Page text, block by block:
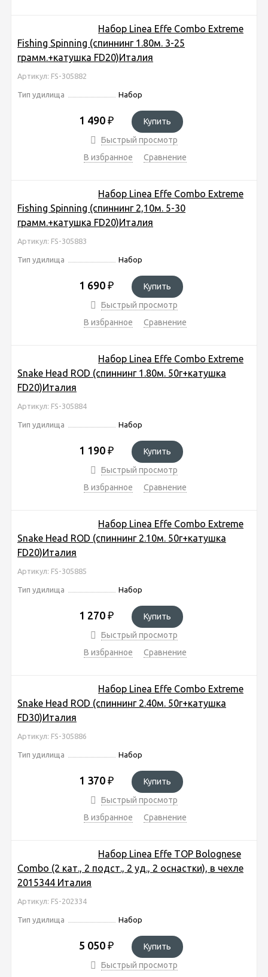
Набор Linea Effe Combo Extreme
Fishing Spinning (спиннинг 1.80м. 3-25
грамм.+катушка FD20)Италия
Артикул: FS-305882
Тип удилища Набор
1 490 ₽
Купить
Быстрый просмотр
В избранное
Сравнение
Набор Linea Effe Combo Extreme
Fishing Spinning (спиннинг 2,10м. 5-30
грамм.+катушка FD20)Италия
Артикул: FS-305883
Тип удилища Набор
1 690 ₽
Купить
Быстрый просмотр
В избранное
Сравнение
Набор Linea Effe Combo Extreme
Snake Head ROD (спиннинг 1.80м. 50г+катушка
FD20)Италия
Артикул: FS-305884
Тип удилища Набор
1 190 ₽
Купить
Быстрый просмотр
В избранное
Сравнение
Набор Linea Effe Combo Extreme
Snake Head ROD (спиннинг 2.10м. 50г+катушка
FD20)Италия
Артикул: FS-305885
Тип удилища Набор
1 270 ₽
Купить
Быстрый просмотр
В избранное
Сравнение
Набор Linea Effe Combo Extreme
Snake Head ROD (спиннинг 2.40м. 50г+катушка
FD30)Италия
Артикул: FS-305886
Тип удилища Набор
1 370 ₽
Купить
Быстрый просмотр
В избранное
Сравнение
Набор Linea Effe TOP Bolognese
Combo (2 кат., 2 подст., 2 уд., 2 оснастки), в чехле
2015344 Италия
Артикул: FS-202334
Тип удилища Набор
5 050 ₽
Купить
Быстрый просмотр